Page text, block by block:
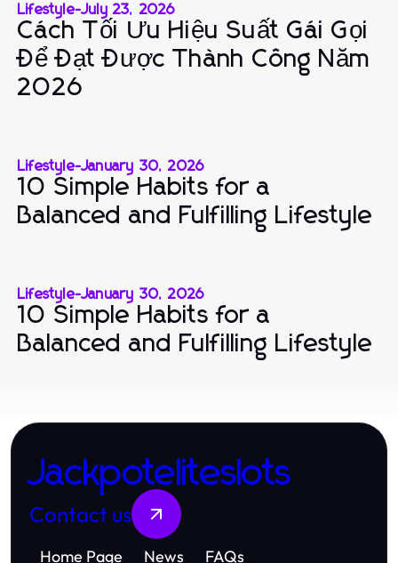
Lifestyle-July 23, 2026
Cách Tối Ưu Hiệu Suất Gái Gọi
Để Đạt Được Thành Công Năm
2026
Lifestyle-January 30, 2026
10 Simple Habits for a
Balanced and Fulfilling Lifestyle
Lifestyle-January 30, 2026
10 Simple Habits for a
Balanced and Fulfilling Lifestyle
Jackpoteliteslots
Contact us
Home Page News FAQs